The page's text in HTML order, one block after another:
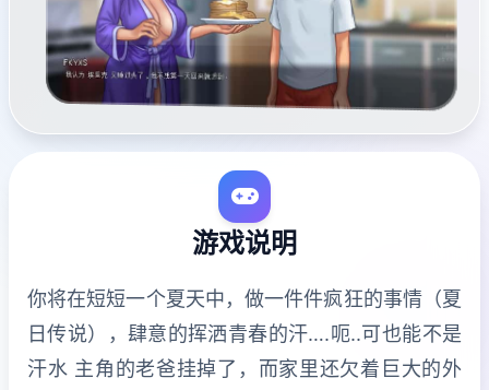
游戏说明
你将在短短一个夏天中，做一件件疯狂的事情（夏
日传说），肆意的挥洒青春的汗….呃..可也能不是
汗水 主角的老爸挂掉了，而家里还欠着巨大的外